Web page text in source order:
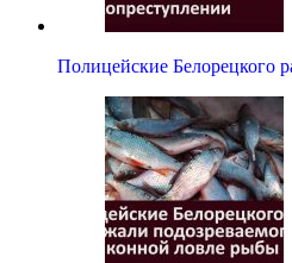
Полицейские Белорецкого